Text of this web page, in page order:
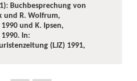
Buchbesprechung von
und R. Wolfrum,
und K. Ipsen,
In:
(LJZ) 1991,